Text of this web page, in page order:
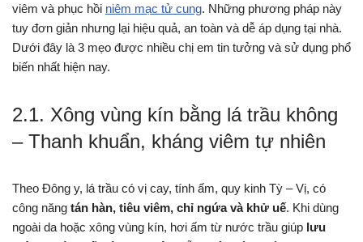
viêm và phục hồi niêm mạc tử cung. Những phương pháp này
tuy đơn giản nhưng lại hiệu quả, an toàn và dễ áp dụng tại nhà.
Dưới đây là 3 mẹo được nhiều chị em tin tưởng và sử dụng phổ
biến nhất hiện nay.
2.1. Xông vùng kín bằng lá trầu không
– Thanh khuẩn, kháng viêm tự nhiên
Theo Đông y, lá trầu có vị cay, tính ấm, quy kinh Tỳ – Vị, có
công năng tán hàn, tiêu viêm, chỉ ngứa và khử uế. Khi dùng
ngoài da hoặc xông vùng kín, hơi ấm từ nước trầu giúp lưu